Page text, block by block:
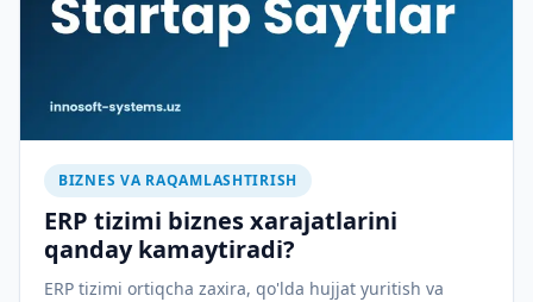
BIZNES VA RAQAMLASHTIRISH
ERP tizimi biznes xarajatlarini
qanday kamaytiradi?
ERP tizimi ortiqcha zaxira, qo'lda hujjat yuritish va